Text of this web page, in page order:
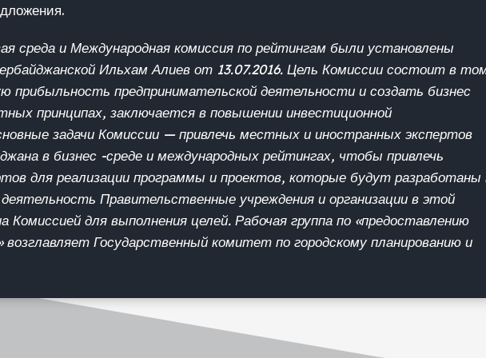
среда и Международная комиссия по рейтингам были установлены
Ильхам Алиев от 13.07.2016. Цель Комиссии состоит в
прибыльность предпринимательской деятельности и создать бизнес
принципах, заключается в повышении инвестиционной
задачи Комиссии — привлечь местных и иностранных экспертов
в бизнес -среде и международных рейтингах, чтобы привлечь
для реализации программы и проектов, которые будут разработаны
Правительственные учреждения и организации в этой
Комиссией для выполнения целей. Рабочая группа по «предоставлению
Государственный комитет по городскому планированию и